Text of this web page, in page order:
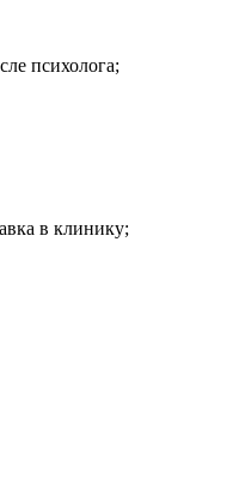
психолога;
в клинику;